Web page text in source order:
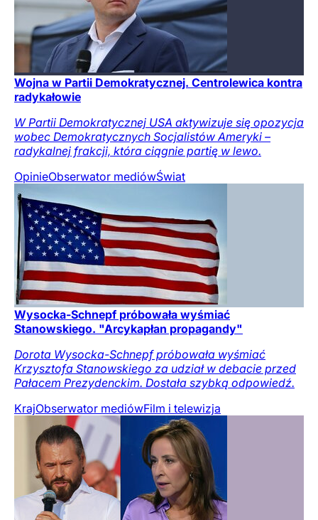
Wojna w Partii Demokratycznej. Centrolewica kontra
radykałowie
W Partii Demokratycznej USA aktywizuje się opozycja
wobec Demokratycznych Socjalistów Ameryki –
radykalnej frakcji, która ciągnie partię w lewo.
OpinieObserwator mediówŚwiat
Wysocka-Schnepf próbowała wyśmiać
Stanowskiego. "Arcykapłan propagandy"
Dorota Wysocka-Schnepf próbowała wyśmiać
Krzysztofa Stanowskiego za udział w debacie przed
Pałacem Prezydenckim. Dostała szybką odpowiedź.
KrajObserwator mediówFilm i telewizja